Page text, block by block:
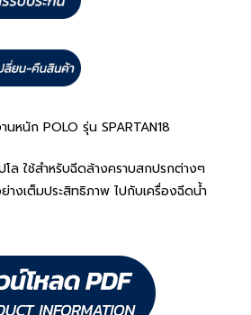
หนัก POLO รุ่น SPARTAN18
ล ใช้สำหรับฉีดล้างคราบสกปรกต่างๆ
างเต็มประสิทธิภาพ ไปกับเครื่องฉีดน้ำ